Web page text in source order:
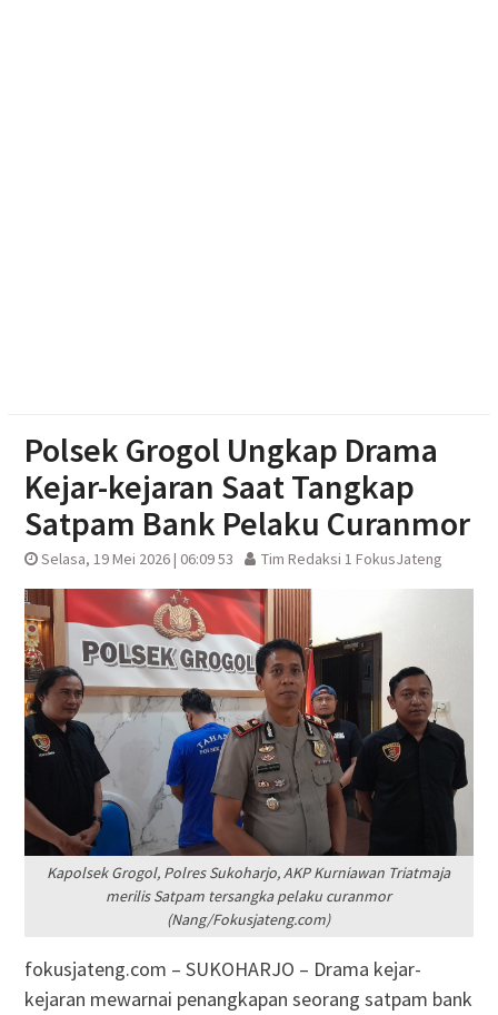
Polsek Grogol Ungkap Drama
Kejar-kejaran Saat Tangkap
Satpam Bank Pelaku Curanmor
Selasa, 19 Mei 2026 | 06:09 53 Tim Redaksi 1 FokusJateng
Kapolsek Grogol, Polres Sukoharjo, AKP Kurniawan Triatmaja
merilis Satpam tersangka pelaku curanmor
(Nang/Fokusjateng.com)
fokusjateng.com – SUKOHARJO – Drama kejar-
kejaran mewarnai penangkapan seorang satpam bank